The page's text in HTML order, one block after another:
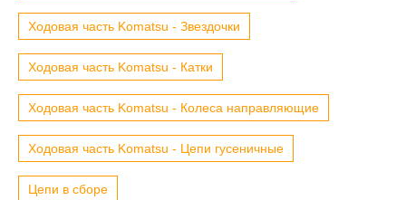
Ходовая часть Komatsu - Звездочки
Ходовая часть Komatsu - Катки
Ходовая часть Komatsu - Колеса направляющие
Ходовая часть Komatsu - Цепи гусеничные
Цепи в сборе